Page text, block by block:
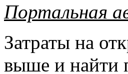
Портальная
Затраты на
выше и найти